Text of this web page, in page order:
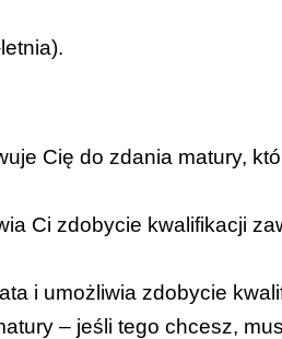
Cię do zdania matury,
Ci zdobycie kwalifikacji
i umożliwia zdobycie
– jeśli tego chcesz,